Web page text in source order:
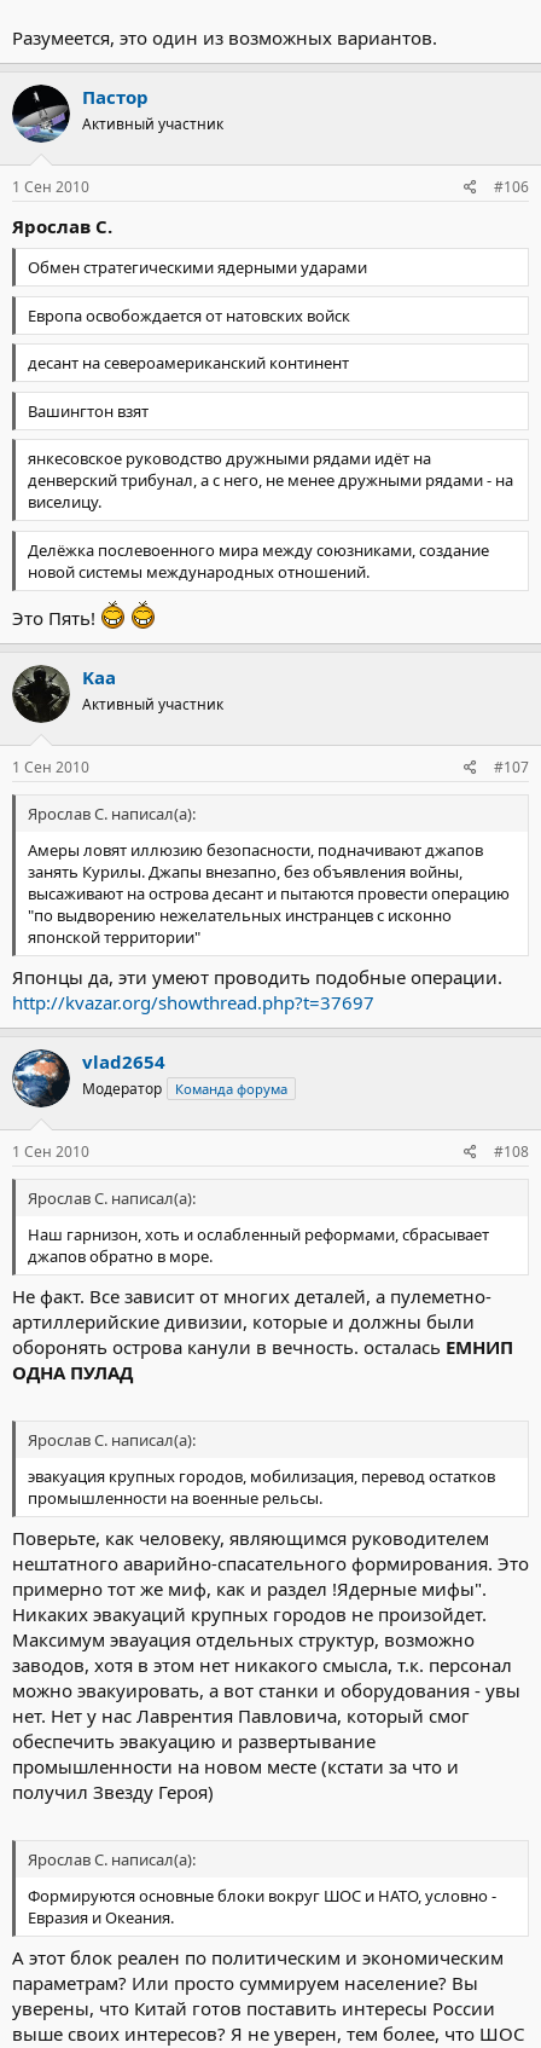
Разумеется, это один из возможных вариантов.
Пастор
Активный участник
1 Сен 2010 #106
Ярослав С.
Обмен стратегическими ядерными ударами
Европа освобождается от натовских войск
десант на североамериканский континент
Вашингтон взят
янкесовское руководство дружными рядами идёт на
денверский трибунал, а с него, не менее дружными рядами - на
виселицу.
Делёжка послевоенного мира между союзниками, создание
новой системы международных отношений.
Это Пять!
Kaa
Активный участник
1 Сен 2010 #107
Ярослав С. написал(а):
Амеры ловят иллюзию безопасности, подначивают джапов
занять Курилы. Джапы внезапно, без объявления войны,
высаживают на острова десант и пытаются провести операцию
"по выдворению нежелательных инстранцев с исконно
японской территории"
Японцы да, эти умеют проводить подобные операции.
http://kvazar.org/showthread.php?t=37697
vlad2654
Модератор Команда форума
1 Сен 2010 #108
Ярослав С. написал(а):
Наш гарнизон, хоть и ослабленный реформами, сбрасывает
джапов обратно в море.
Не факт. Все зависит от многих деталей, а пулеметно-
артиллерийские дивизии, которые и должны были
оборонять острова канули в вечность. осталась ЕМНИП
ОДНА ПУЛАД
Ярослав С. написал(а):
эвакуация крупных городов, мобилизация, перевод остатков
промышленности на военные рельсы.
Поверьте, как человеку, являющимся руководителем
нештатного аварийно-спасательного формирования. Это
примерно тот же миф, как и раздел !Ядерные мифы".
Никаких эвакуаций крупных городов не произойдет.
Максимум эвауация отдельных структур, возможно
заводов, хотя в этом нет никакого смысла, т.к. персонал
можно эвакуировать, а вот станки и оборудования - увы
нет. Нет у нас Лаврентия Павловича, который смог
обеспечить эвакуацию и развертывание
промышленности на новом месте (кстати за что и
получил Звезду Героя)
Ярослав С. написал(а):
Формируются основные блоки вокруг ШОС и НАТО, условно -
Евразия и Океания.
А этот блок реален по политическим и экономическим
параметрам? Или просто суммируем население? Вы
уверены, что Китай готов поставить интересы России
выше своих интересов? Я не уверен, тем более, что ШОС